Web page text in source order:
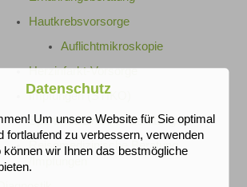
Hautkrebsvorsorge
Auflichtmikroskopie
Herzinfarkt-Vorsorge
Impfungen (STIKO)
Sportmedizinische Beratungen
Reisemedizinische Beratung
Datenschutz
Um unsere Website für Sie optimal
fortlaufend zu verbessern, verwenden
wir Ihnen das bestmögliche